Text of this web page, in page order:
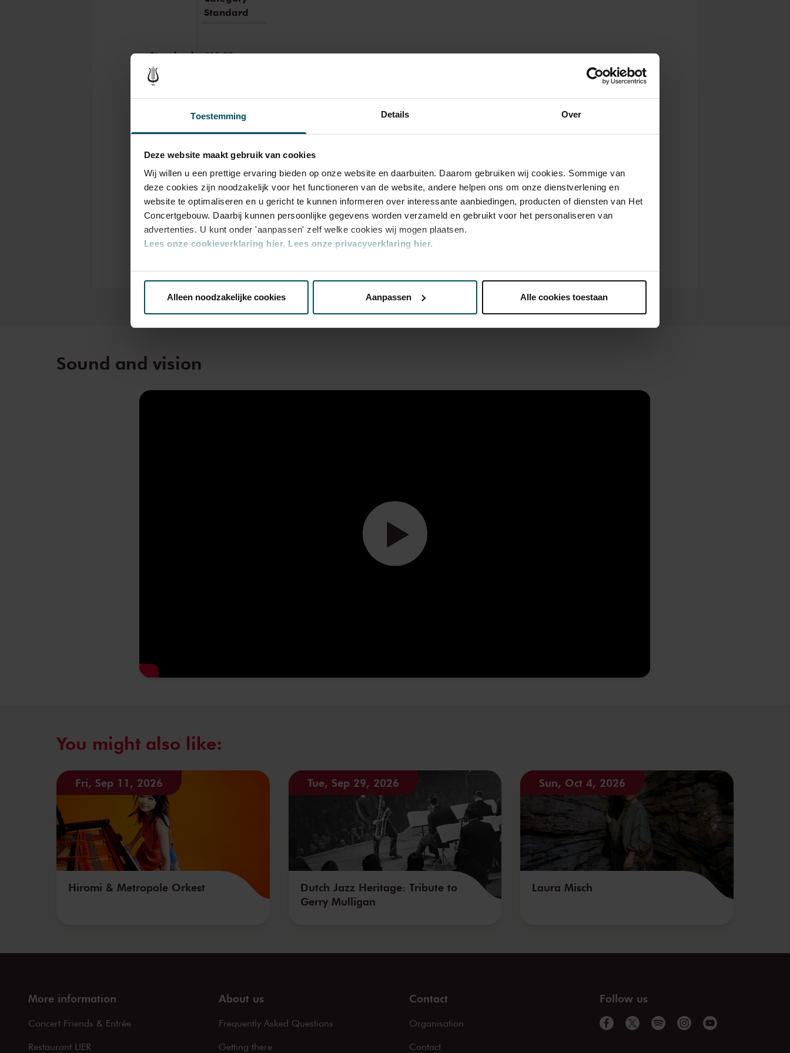
Toestemming Details Over
Deze website maakt gebruik van cookies
Wij willen u een prettige ervaring bieden op onze website en daarbuiten. Daarom gebruiken wij cookies. Sommige van
deze cookies zijn noodzakelijk voor het functioneren van de website, andere helpen ons om onze dienstverlening en
website te optimaliseren en u gericht te kunnen informeren over interessante aanbiedingen, producten of diensten van Het
Concertgebouw. Daarbij kunnen persoonlijke gegevens worden verzameld en gebruikt voor het personaliseren van
advertenties. U kunt onder 'aanpassen' zelf welke cookies wij mogen plaatsen.
Lees onze cookieverklaring hier. Lees onze privacyverklaring hier.
Via decookieverklaringop onze website kunt u uw toestemming op elk moment wijzigen of intrekken.
We werken samen met32 derdendie uw gegevens kunnen ontvangen en verwerken.
Alleen noodzakelijke cookies Aanpassen Alle cookies toestaan
Standard
Standard €15.00
As a participant of the Friends Lottery, you can order tickets for this concert with
a 50% discount.
Drinks are not included in the price of admission. Are you under
30 years of age? Sprint tickets are online available 4 hours in
advance. More information about sprint tickets
Prices do not include transaction fee: € 5 per order.
Sound and vision
You might also like:
Fri, Sep 11, 2026
Hiromi & Metropole Orkest
Tue, Sep 29, 2026
Dutch Jazz Heritage: Tribute to
Gerry Mulligan
Sun, Oct 4, 2026
Laura Misch
More information
Concert Friends & Entrée
Restaurant LIER
About us
Frequently Asked Questions
Getting there
Contact
Organisation
Contact
Follow us